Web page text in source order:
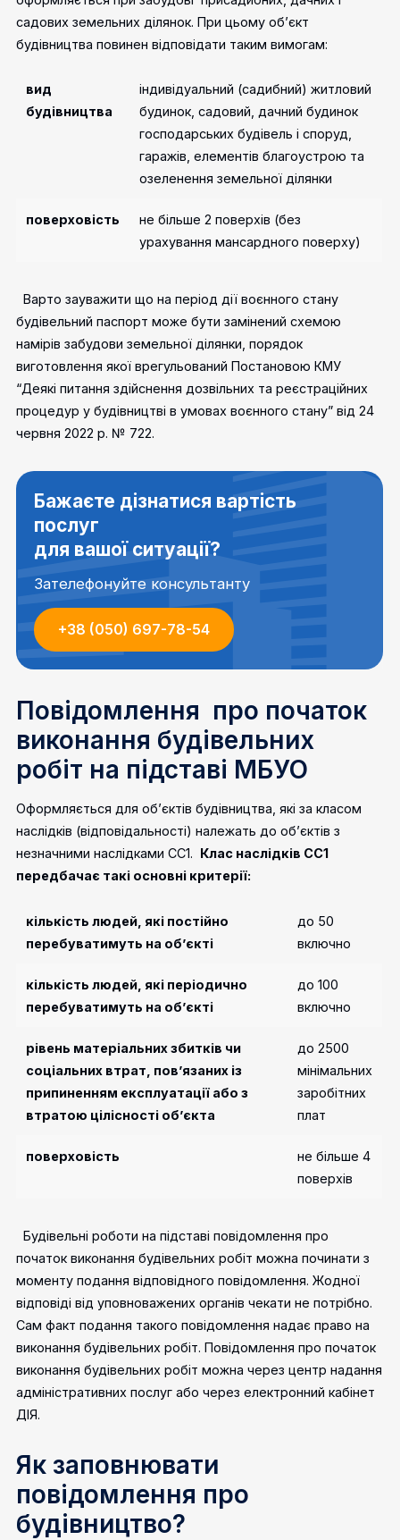
садових земельних ділянок. При цьому об’єкт
будівництва повинен відповідати таким вимогам:
вид
будівництва
індивідуальний (садибний) житловий
будинок, садовий, дачний будинок
господарських будівель і споруд,
гаражів, елементів благоустрою та
озеленення земельної ділянки
поверховість не більше 2 поверхів (без
урахування мансардного поверху)
Варто зауважити що на період дії воєнного стану
будівельний паспорт може бути замінений схемою
намірів забудови земельної ділянки, порядок
виготовлення якої врегульований Постановою КМУ
“Деякі питання здійснення дозвільних та реєстраційних
процедур у будівництві в умовах воєнного стану” від 24
червня 2022 р. № 722.
Бажаєте дізнатися вартість
послуг
для вашої ситуації?
Зателефонуйте консультанту
+38 (050) 697-78-54
Повідомлення про початок
виконання будівельних
робіт на підставі МБУО
Оформляється для об’єктів будівництва, які за класом
наслідків (відповідальності) належать до об’єктів з
незначними наслідками СС1. Клас наслідків СС1
передбачає такі основні критерії:
кількість людей, які постійно
перебуватимуть на об’єкті
до 50
включно
кількість людей, які періодично
перебуватимуть на об’єкті
до 100
включно
рівень матеріальних збитків чи
соціальних втрат, пов’язаних із
припиненням експлуатації або з
втратою цілісності об’єкта
до 2500
мінімальних
заробітних
плат
поверховість
не більше 4
поверхів
Будівельні роботи на підставі повідомлення про
початок виконання будівельних робіт можна починати з
моменту подання відповідного повідомлення. Жодної
відповіді від уповноважених органів чекати не потрібно.
Сам факт подання такого повідомлення надає право на
виконання будівельних робіт. Повідомлення про початок
виконання будівельних робіт можна через центр надання
адміністративних послуг або через електронний кабінет
ДІЯ.
Як заповнювати
повідомлення про
будівництво?